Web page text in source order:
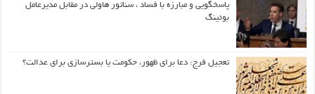
پاسخگویی و مبارزه با فساد ، سناتور هاولی در مقابل مدیرعامل
بوئینگ
تعجیل فرج: دعا برای ظهور، حکومت یا بسترسازی برای عدالت؟